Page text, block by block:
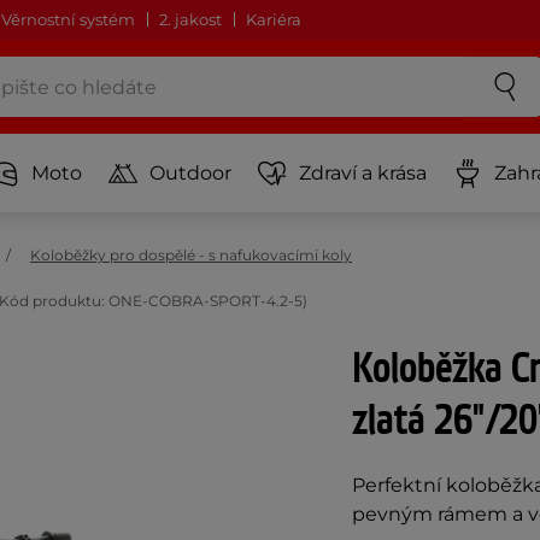
Věrnostní systém 2. jakost Kariéra
Moto Outdoor Zdraví a krása
Koloběžky pro dospělé - s nafukovacími koly
produktu: ONE-COBRA-SPORT-4.2-5)
Koloběžka
zlatá 26"/
Perfektní
pevným rámem a